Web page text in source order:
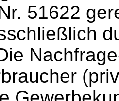
51622